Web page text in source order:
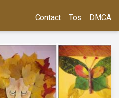
Contact Tos DMCA